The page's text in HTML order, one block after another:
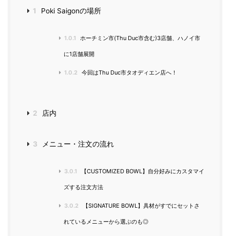
1 Poki Saigonの場所
1.0.1 ホーチミン市(Thu Duc市含む)3店舗、ハノイ市
に1店舗展開
1.0.2 今回はThu Duc市タオディエン店へ！
2 店内
3 メニュー・注文の流れ
3.0.1 【CUSTOMIZED BOWL】自分好みにカスタマイ
ズする注文方法
3.0.2 【SIGNATURE BOWL】具材がすでにセットさ
れているメニューから選ぶのも◎